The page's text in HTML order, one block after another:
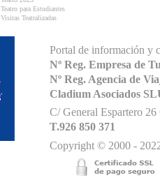
Teatro para Estudiantes
Visitas Teatralizadas
Portal de información y
Nº Reg. Empresa de
Nº Reg. Agencia de
Cladium Asociados
C/ General Espartero
T.926 850 371
Copyright © 2000 -